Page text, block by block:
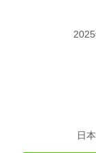
日